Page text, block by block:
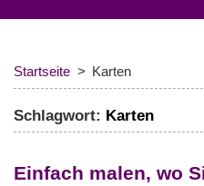
Startseite Karten
Schlagwort: Karten
Einfach malen, wo